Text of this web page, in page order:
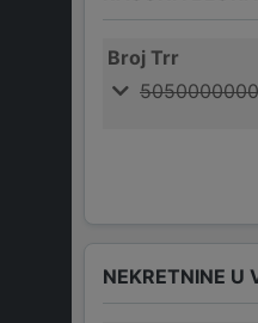
Broj Trr
NEKRETNINE U